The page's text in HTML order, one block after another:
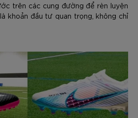
trên các cung đường để rèn luyện
khoản đầu tư quan trọng, không chỉ
mà còn phòng tránh những chấn
trước kệ giày của các thương hiệu,
phù hợp.